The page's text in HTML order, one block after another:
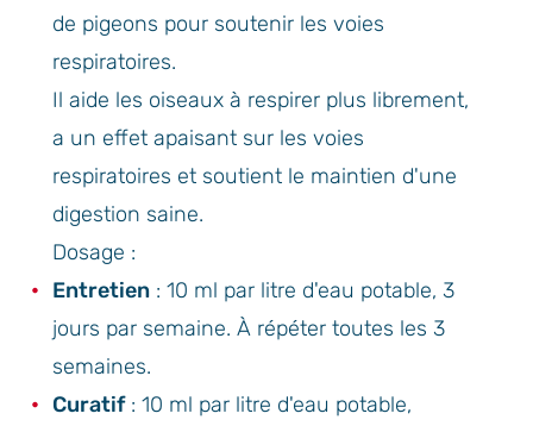
de pigeons pour soutenir les voies
respiratoires.
Il aide les oiseaux à respirer plus librement,
a un effet apaisant sur les voies
respiratoires et soutient le maintien d'une
digestion saine.
Dosage :
Entretien : 10 ml par litre d'eau potable, 3
jours par semaine. À répéter toutes les 3
semaines.
Curatif: 10 ml par litre d'eau potable,